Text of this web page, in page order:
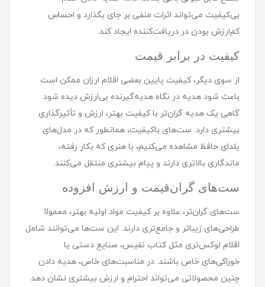
بی‌کیفیت می‌تواند اثرات منفی بر جای بگذارد و احساس
کم‌ارزش بودن در دریافت‌کننده ایجاد کند.
کیفیت در برابر قیمت
از سوی دیگر، کیفیت پایین بعضی اقلام ارزان ممکن است
باعث شود هدیه در نگاه هدیه‌گیرنده بی‌ارزش دیده شود.
گاهی یک هدیه گران‌تر با کیفیت بهتر، ارزش و تأثیرگذاری
بیشتری دارد. ست‌های باکیفیت، همانطور که در مدل‌های
یلدای حافظ مشاهده می‌کنیم، با هنری که بکار رفته،
ماندگاری بالاتری دارند و پیام بیشتری منتقل می‌کنند.
ست‌های گران‌قیمت و ارزش افزوده
ست‌های گران‌تر، علاوه بر کیفیت مواد اولیه بهتر، معمولا
طراحی‌های زیباتر و جامع‌تری دارند. این ست‌ها می‌توانند شامل
اقلام لوکس‌تری مثل کتاب نفیس، صنایع دستی یا
خوراکی‌های خاص باشند. در مناسبت‌های خاص، هدیه دادن
چنین محصولاتی می‌تواند احترام و ارزش بیشتری نشان دهد